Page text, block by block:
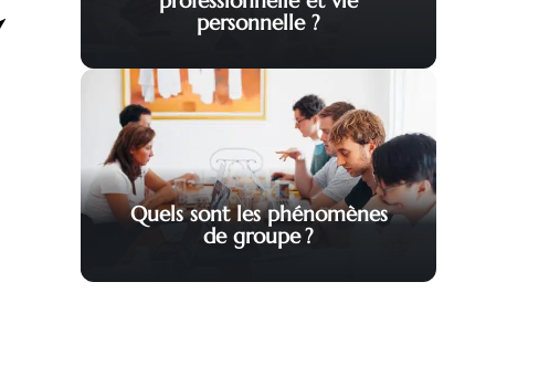
personnelle ?
Quels sont les phénomènes
de groupe ?